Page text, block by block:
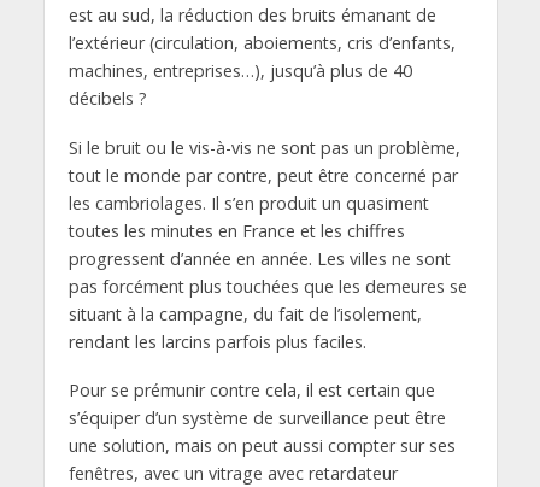
est au sud, la réduction des bruits émanant de
l’extérieur (circulation, aboiements, cris d’enfants,
machines, entreprises…), jusqu’à plus de 40
décibels ?
Si le bruit ou le vis-à-vis ne sont pas un problème,
tout le monde par contre, peut être concerné par
les cambriolages. Il s’en produit un quasiment
toutes les minutes en France et les chiffres
progressent d’année en année. Les villes ne sont
pas forcément plus touchées que les demeures se
situant à la campagne, du fait de l’isolement,
rendant les larcins parfois plus faciles.
Pour se prémunir contre cela, il est certain que
s’équiper d’un système de surveillance peut être
une solution, mais on peut aussi compter sur ses
fenêtres, avec un vitrage avec retardateur